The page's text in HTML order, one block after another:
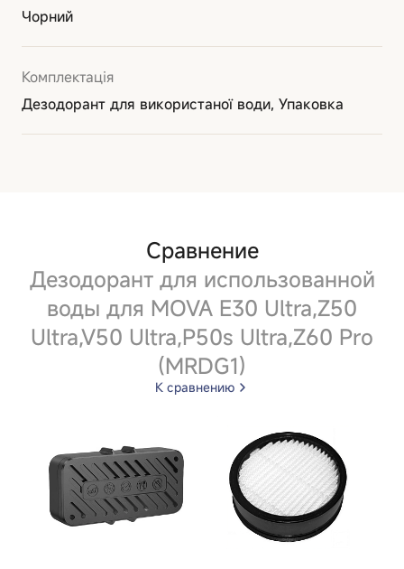
Чорний
Комплектація
Дезодорант для використаної води, Упаковка
Сравнение
Дезодорант для использованной
воды для MOVA E30 Ultra,Z50
Ultra,V50 Ultra,P50s Ultra,Z60 Pro
(MRDG1)
К сравнению